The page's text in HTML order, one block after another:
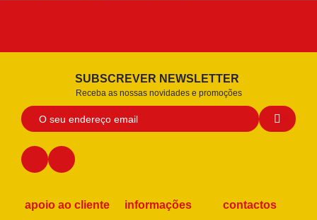
SUBSCREVER NEWSLETTER
Receba as nossas novidades e promoções
apoio ao cliente informações contactos